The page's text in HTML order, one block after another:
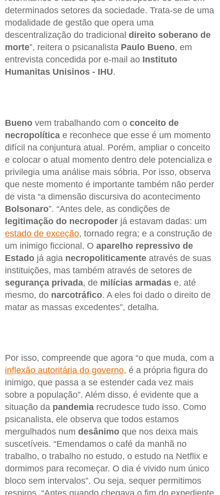
determinados setores da sociedade. Trata-se de uma
modalidade de gestão que opera uma
descentralização do tradicional direito soberano de
morte”, reitera o psicanalista Paulo Bueno, em
entrevista concedida por e-mail ao Instituto
Humanitas Unisinos - IHU.
Bueno vem trabalhando com o conceito de
necropolítica e reconhece que esse é um momento
difícil na conjuntura atual. Porém, ampliar o conceito
e colocar o atual momento dentro dele potencializa e
privilegia uma análise mais sóbria. Por isso, observa
que neste momento é importante também não perder
de vista “a dimensão discursiva do acontecimento
Bolsonaro”. “Antes dele, as condições de
legitimação do necropoder já estavam dadas: um
estado de exceção, tornado regra; e a construção de
um inimigo ficcional. O aparelho repressivo de
Estado já agia necropoliticamente através de suas
instituições, mas também através de setores de
segurança privada, de milícias armadas e, até
mesmo, do narcotráfico. A eles foi dado o direito de
matar as massas excedentes”, detalha.
Por isso, compreende que agora “o que muda, com a
inflexão autoritária do governo, é a própria figura do
inimigo, que passa a se estender cada vez mais
sobre a população”. Além disso, é evidente que a
situação da pandemia recrudesce tudo isso. Como
psicanalista, ele observa que todos estamos
mergulhados num desânimo que nos deixa mais
suscetíveis. “Emendamos o café da manhã no
trabalho, o trabalho no estudo, o estudo na Netflix e
dormimos para recomeçar. O dia é vivido num único
bloco sem intervalos”. Ou seja, sequer permitimos
respiros. “Antes quando chegava o fim do expediente